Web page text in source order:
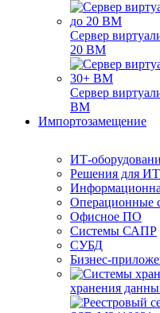
Сервер
20 ВМ
Сервер
ВМ
Импортозамещение
ИТ-
Решения для
Операционные
Офисное ПО
Системы САПР
СУБД
Бизнес-
хранения